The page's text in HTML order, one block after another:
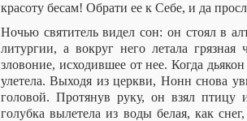
красоту бесам! Обрати ее к Себе, и да
Ночью святитель видел сон: он стоял в
литургии, а вокруг него летала
зловоние, исходившее от нее. Когда
улетела. Выходя из церкви, Нонн снова
головой. Протянув руку, он взял
голубка вылетела из воды белая, как